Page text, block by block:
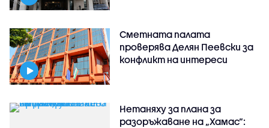
Сметната палата
проверява Делян Пеевски за
конфликт на интереси
Нетаняху за плана за
разоръжаване на „Хамас“: